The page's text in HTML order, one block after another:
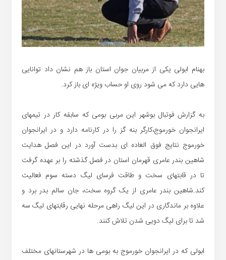
بهنام ابولی یکی از مربیان جوان استان باز هم نشان داد توانایی
هایی دارد که می شود روی او حساب ویژه ای باز کرد.
به گزارش فوتبال بوشهر این مربی بومی که سابقه کار در تیمهای
ایرانجوان خورموج،کارگر بنه گز را در کارنامه دارد و در ایرانجوان
خورموج نتایج فوق العاده ای بدست آورد در این فصل هدایت
شاهین بندر عامری قهرمان استان در فصل گذشته را بر عهده گرفت
تا در قابتهای سخت و طاقت فرسای لیگ دسته سوم فعالیت
کند.شاهین بندر عامری از یک گروه سخت، جان سالم بدر برد و
علاوه بر ماندگاری در این لیگ راهی مرحله نهایی رقابتهای لیگ سه
شد تا برای لیگ دویی شدن تلاش کنند.
ابولی که در ایرانجوان خورموج به بومی ها در شهرستانهای مختلف